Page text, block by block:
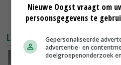
LEES OOK
Nieuwe Oogst vraagt om
persoonsgegevens te
Gepersonaliseerde
advertentie- en
doelgroepenonderzoek